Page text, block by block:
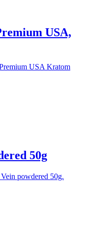
USA,
USA Kratom
50g
powdered 50g.